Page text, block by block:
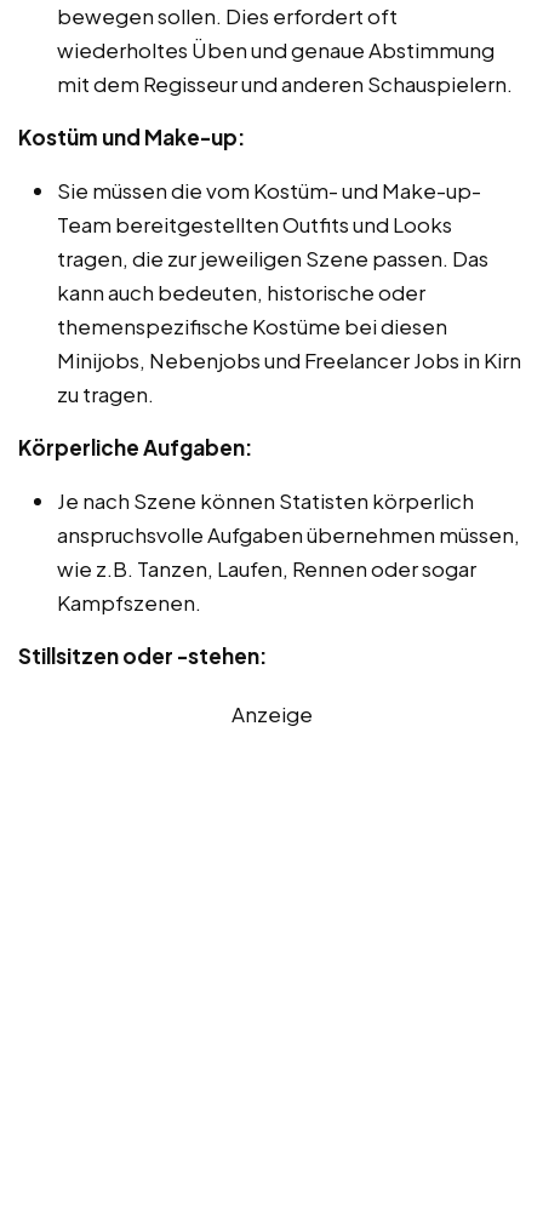
bewegen sollen. Dies erfordert oft
wiederholtes Üben und genaue Abstimmung
mit dem Regisseur und anderen Schauspielern.
Kostüm und Make-up:
Sie müssen die vom Kostüm- und Make-up-
Team bereitgestellten Outfits und Looks
tragen, die zur jeweiligen Szene passen. Das
kann auch bedeuten, historische oder
themenspezifische Kostüme bei diesen
Minijobs, Nebenjobs und Freelancer Jobs in Kirn
zu tragen.
Körperliche Aufgaben:
Je nach Szene können Statisten körperlich
anspruchsvolle Aufgaben übernehmen müssen,
wie z.B. Tanzen, Laufen, Rennen oder sogar
Kampfszenen.
Stillsitzen oder -stehen:
Anzeige